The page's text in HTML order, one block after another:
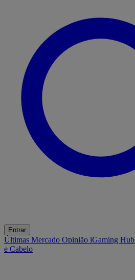
Entrar
Últimas Mercado Opinião iGaming Hub
e Cabelo